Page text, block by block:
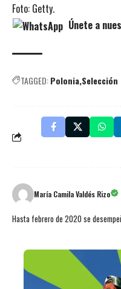
Foto: Getty.
Únete a
TAGGED:Polonia
María Camila Valdés Rizo
Hasta febrero de 2020 se